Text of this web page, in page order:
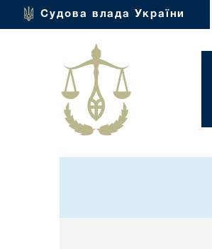
Судова влада України